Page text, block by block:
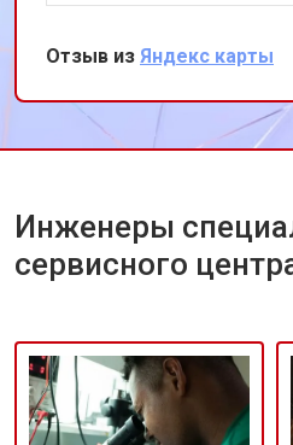
много времени.
использование
благодаря чему телефон
Рекомендую этот
техники Huawei.
Отзыв из Яндекс карты
Инженеры
сервисного